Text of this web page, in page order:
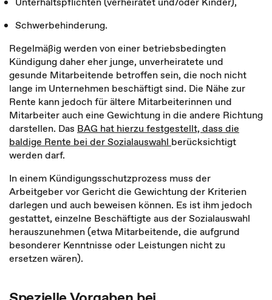
Schwerbehinderung.
Regelmäßig werden von einer betriebsbedingten
Kündigung daher eher junge, unverheiratete und
gesunde Mitarbeitende betroffen sein, die noch nicht
lange im Unternehmen beschäftigt sind. Die Nähe zur
Rente kann jedoch für ältere Mitarbeiterinnen und
Mitarbeiter auch eine Gewichtung in die andere Richtung
darstellen. Das BAG hat hierzu festgestellt, dass die
baldige Rente bei der Sozialauswahl berücksichtigt
werden darf.
In einem Kündigungsschutzprozess muss der
Arbeitgeber vor Gericht die Gewichtung der Kriterien
darlegen und auch beweisen können. Es ist ihm jedoch
gestattet, einzelne Beschäftigte aus der Sozialauswahl
herauszunehmen (etwa Mitarbeitende, die aufgrund
besonderer Kenntnisse oder Leistungen nicht zu
ersetzen wären).